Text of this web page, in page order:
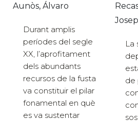
Aunòs, Álvaro
Durant amplis
períodes del segle
XX, l’aprofitament
dels abundants
recursos de la fusta
va constituir el pilar
fonamental en què
es va sustentar
La
de